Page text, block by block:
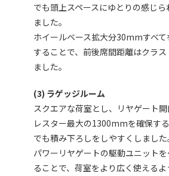
でも頭上スペースにゆとりの感じ
ました。
ホイールベース拡大分30mmすべ
することで、前後席間距離はクラ
ました。
(3) ラゲッジルーム
スクエアな荷室とし、リヤゲート
レスター最大の1300mmを確保す
でも積み下ろしをしやすくしました
パワーリヤゲートの駆動ユニット
ることで、荷室をより広く使える